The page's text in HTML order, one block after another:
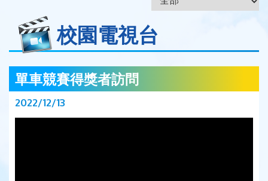
校園電視台
單車競賽得獎者訪問
2022/12/13